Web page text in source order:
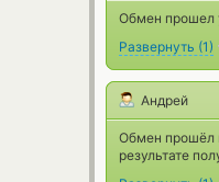
Обмен прошел
Развернуть (1)
Андрей
Обмен прошёл
результате